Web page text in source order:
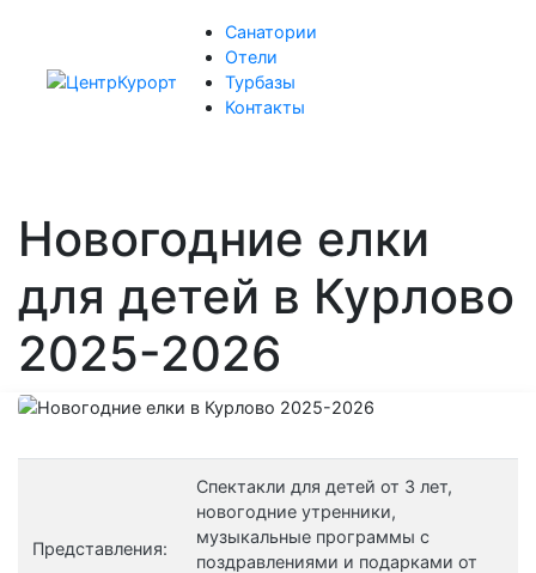
Санатории
Отели
Турбазы
Контакты
Новогодние елки
для детей в Курлово
2025-2026
Представления:
Спектакли для детей от 3 лет,
новогодние утренники,
музыкальные программы с
поздравлениями и подарками от